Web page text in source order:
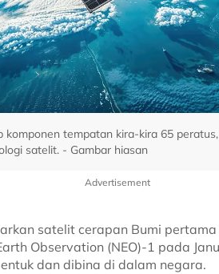
tempatan kira-kira 65
satelit. - Gambar hiasan
Advertisement
satelit cerapan Bumi
Observation (NEO)-1 pada
dan dibina di dalam negara.